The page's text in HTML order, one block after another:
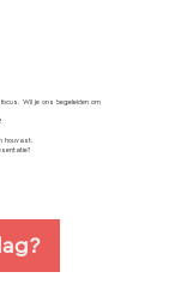
Wil je ons begeleiden om
houvast.